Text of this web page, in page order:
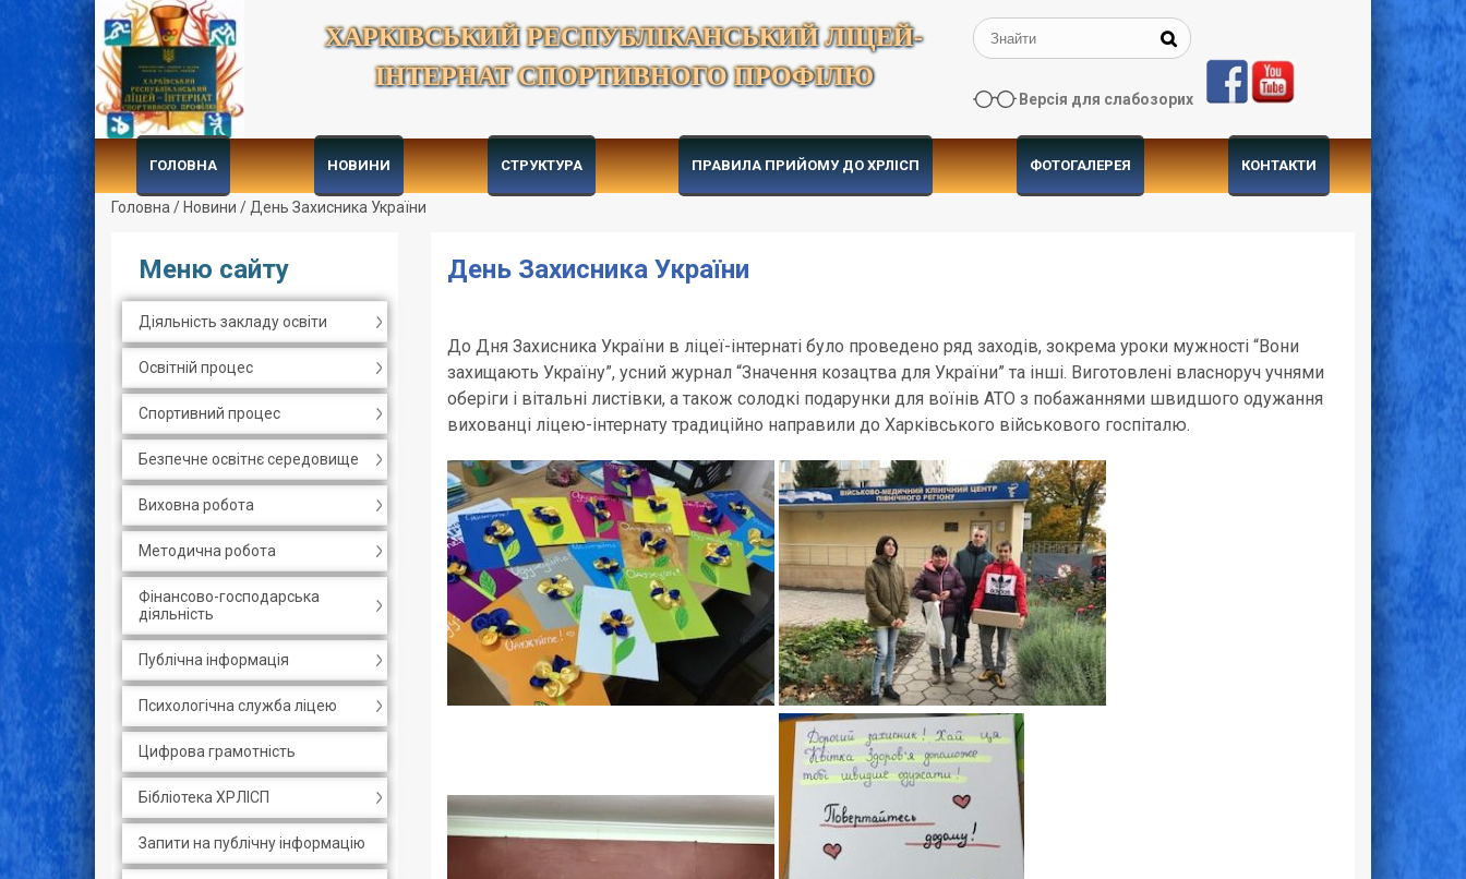
ХАРКІВСЬКИЙ РЕСПУБЛІКАНСЬКИЙ ЛІЦЕЙ-
ІНТЕРНАТ СПОРТИВНОГО ПРОФІЛЮ
Версія для слабозорих
ГОЛОВНА НОВИНИ СТРУКТУРА ПРАВИЛА ПРИЙОМУ ДО ХРЛІСП ФОТОГАЛЕРЕЯ КОНТАКТИ
Головна / Новини / День Захисника України
Меню сайту
Діяльність закладу освіти
Освітній процес
Спортивний процес
Безпечне освітнє середовище
Виховна робота
Методична робота
Фінансово-господарська
діяльність
Публічна інформація
Психологічна служба ліцею
Цифрова грамотність
Бібліотека ХРЛІСП
Запити на публічну інформацію
День Захисника України
До Дня Захисника України в ліцеї-інтернаті було проведено ряд заходів, зокрема уроки мужності “Вони
захищають Україну”, усний журнал “Значення козацтва для України” та інші. Виготовлені власноруч учнями
оберіги і вітальні листівки, а також солодкі подарунки для воїнів АТО з побажаннями швидшого одужання
вихованці ліцею-інтернату традиційно направили до Харківського військового госпіталю.